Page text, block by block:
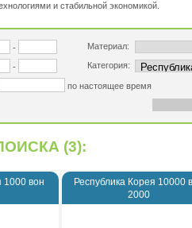
и стабильной экономикой.
- Материал:
- Категория:
по настоящее время
(3):
1000 вон
Республика Корея 10000
2000